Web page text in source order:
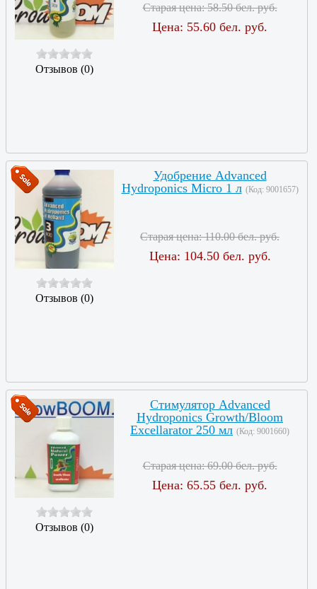
Отзывов (0)
Старая цена:58.50 бел. руб.
Цена: 55.60 бел. руб.
Отзывов (0)
Удобрение Advanced
Hydroponics Micro 1 л (Код: 9001657)
Старая цена:110.00 бел. руб.
Цена: 104.50 бел. руб.
Отзывов (0)
Стимулятор Advanced
Hydroponics Growth/Bloom
Excellarator 250 мл (Код: 9001660)
Старая цена:69.00 бел. руб.
Цена: 65.55 бел. руб.